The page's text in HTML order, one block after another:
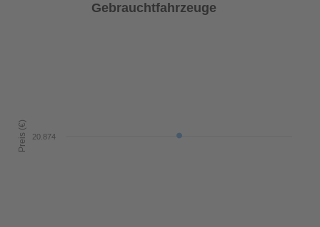
Preis (€)
Gebrauchtfahrzeuge
20.874